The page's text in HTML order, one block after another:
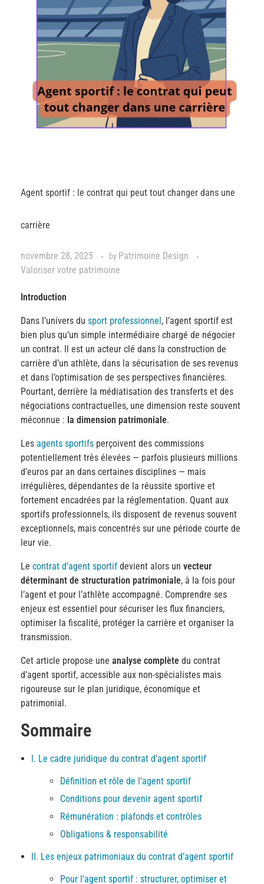
Agent sportif : le contrat qui peut tout changer dans une
carrière
novembre 28, 2025 by Patrimoine Design
Valoriser votre patrimoine
Introduction
Dans l’univers du sport professionnel , l’agent sportif est
bien plus qu’un simple intermédiaire chargé de négocier
un contrat. Il est un acteur clé dans la construction de
carrière d’un athlète, dans la sécurisation de ses revenus
et dans l’optimisation de ses perspectives financières.
Pourtant, derrière la médiatisation des transferts et des
négociations contractuelles, une dimension reste souvent
méconnue : la dimension patrimoniale.
Les agents sportifs perçoivent des commissions
potentiellement très élevées — parfois plusieurs millions
d’euros par an dans certaines disciplines — mais
irrégulières, dépendantes de la réussite sportive et
fortement encadrées par la réglementation. Quant aux
sportifs professionnels, ils disposent de revenus souvent
exceptionnels, mais concentrés sur une période courte de
leur vie.
Le contrat d’agent sportif devient alors un vecteur
déterminant de structuration patrimoniale, à la fois pour
l’agent et pour l’athlète accompagné. Comprendre ses
enjeux est essentiel pour sécuriser les flux financiers,
optimiser la fiscalité, protéger la carrière et organiser la
transmission.
Cet article propose une analyse complète du contrat
d’agent sportif, accessible aux non-spécialistes mais
rigoureuse sur le plan juridique, économique et
patrimonial.
Sommaire
I. Le cadre juridique du contrat d’agent sportif
Définition et rôle de l’agent sportif
Conditions pour devenir agent sportif
Rémunération : plafonds et contrôles
Obligations & responsabilité
II. Les enjeux patrimoniaux du contrat d’agent sportif
Pour l’agent sportif : structurer, optimiser et